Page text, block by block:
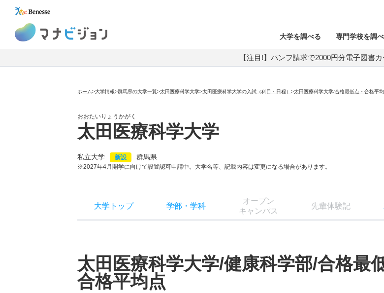
大学を調べる 専門学校を調
【注目!】パンフ請求で2000円分電子図書
ホーム>大学情報>群馬県の大学一覧>太田医療科学大学>太田医療科学大学の入試（科目・日程） >太田医療科学大学/合格最低点・合格平
おおたいりょうかがく
太田医療科学大学
私立大学 新設 群馬県
※2027年4月開学に向けて設置認可申請中。大学名等、記載内容は変更になる場合があります。
大学トップ 学部 ・ 学科
オープン
キャンパス
先輩体験記
太田医療科学大学/健康科学部/合格最
合格平均点